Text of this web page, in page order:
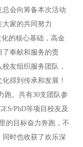
会向筹备本次活动
家的共同努力
的核心基础，高金
了奉献和服务的责
友组织服务团队，
得到传承和发展！
跑。共有30支团队参
PhD等项目校友及
的目标奋力奔跑，不
时也收获了欢乐深